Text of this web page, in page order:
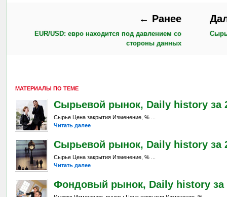
← Ранее
EUR/USD: евро находится под давлением со
стороны данных
МАТЕРИАЛЫ ПО ТЕМЕ
Сырьевой рынок, Daily history за
Сырье Цена закрытия Изменение, % ...
Читать далее
Сырьевой рынок, Daily history за
Сырье Цена закрытия Изменение, % ...
Читать далее
Фондовый рынок, Daily history за